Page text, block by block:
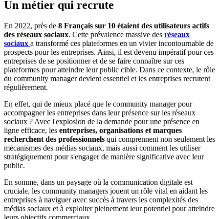
Un métier qui recrute
En 2022, près de 8 Français sur 10 étaient des utilisateurs actifs
des réseaux sociaux. Cette prévalence massive des réseaux
sociaux a transformé ces plateformes en un vivier incontournable de
prospects pour les entreprises. Ainsi, il est devenu impératif pour ces
entreprises de se positionner et de se faire connaître sur ces
plateformes pour atteindre leur public cible. Dans ce contexte, le rôle
du community manager devient essentiel et les entreprises recrutent
régulièrement.
En effet, qui de mieux placé que le community manager pour
accompagner les entreprises dans leur présence sur les réseaux
sociaux ? Avec l'explosion de la demande pour une présence en
ligne efficace, les entreprises, organisations et marques
recherchent des professionnels qui comprennent non seulement les
mécanismes des médias sociaux, mais aussi comment les utiliser
stratégiquement pour s'engager de manière significative avec leur
public.
En somme, dans un paysage où la communication digitale est
cruciale, les community managers jouent un rôle vital en aidant les
entreprises à naviguer avec succès à travers les complexités des
médias sociaux et à exploiter pleinement leur potentiel pour atteindre